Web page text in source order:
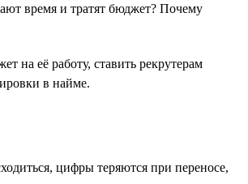
время и тратят бюджет? Почему
на её работу, ставить рекрутерам
в найме.
цифры теряются при переносе,